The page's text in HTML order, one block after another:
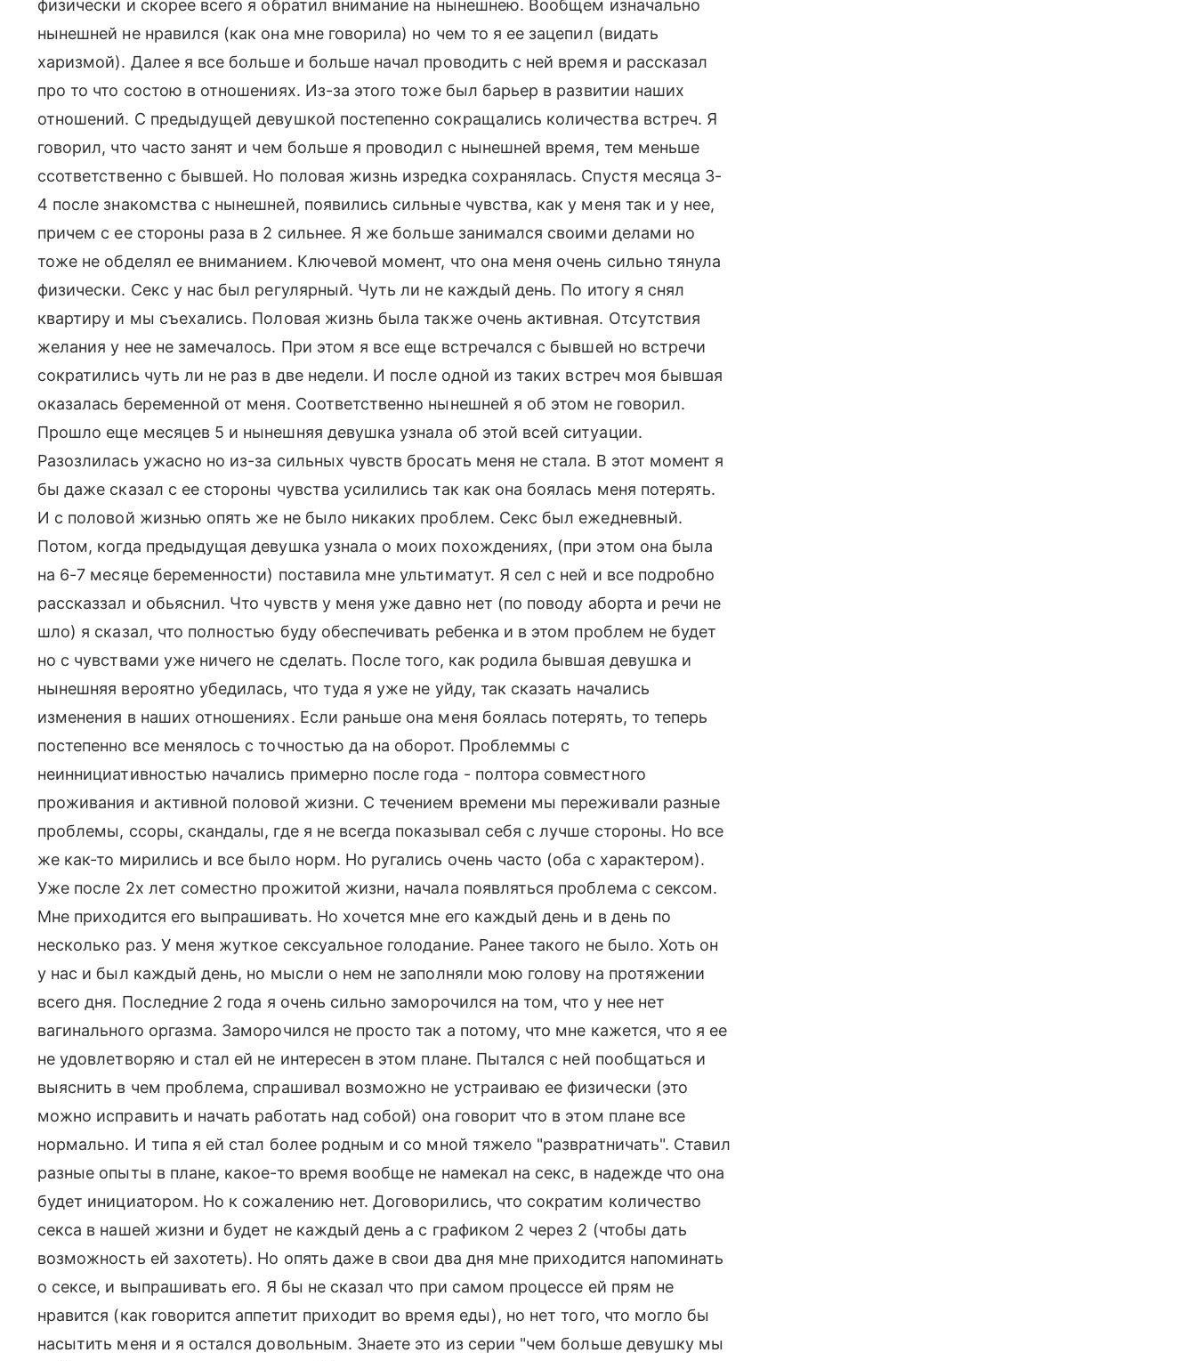
физически и скорее всего я обратил внимание на нынешнею. Вообщем изначально
нынешней не нравился (как она мне говорила) но чем то я ее зацепил (видать
харизмой). Далее я все больше и больше начал проводить с ней время и рассказал
про то что состою в отношениях. Из-за этого тоже был барьер в развитии наших
отношений. С предыдущей девушкой постепенно сокращались количества встреч. Я
говорил, что часто занят и чем больше я проводил с нынешней время, тем меньше
ссответственно с бывшей. Но половая жизнь изредка сохранялась. Спустя месяца 3-
4 после знакомства с нынешней, появились сильные чувства, как у меня так и у нее,
причем с ее стороны раза в 2 сильнее. Я же больше занимался своими делами но
тоже не обделял ее вниманием. Ключевой момент, что она меня очень сильно тянула
физически. Секс у нас был регулярный. Чуть ли не каждый день. По итогу я снял
квартиру и мы съехались. Половая жизнь была также очень активная. Отсутствия
желания у нее не замечалось. При этом я все еще встречался с бывшей но встречи
сократились чуть ли не раз в две недели. И после одной из таких встреч моя бывшая
оказалась беременной от меня. Соответственно нынешней я об этом не говорил.
Прошло еще месяцев 5 и нынешняя девушка узнала об этой всей ситуации.
Разозлилась ужасно но из-за сильных чувств бросать меня не стала. В этот момент я
бы даже сказал с ее стороны чувства усилились так как она боялась меня потерять.
И с половой жизнью опять же не было никаких проблем. Секс был ежедневный.
Потом, когда предыдущая девушка узнала о моих похождениях, (при этом она была
на 6-7 месяце беременности) поставила мне ультиматут. Я сел с ней и все подробно
рассказзал и обьяснил. Что чувств у меня уже давно нет (по поводу аборта и речи не
шло) я сказал, что полностью буду обеспечивать ребенка и в этом проблем не будет
но с чувствами уже ничего не сделать. После того, как родила бывшая девушка и
нынешняя вероятно убедилась, что туда я уже не уйду, так сказать начались
изменения в наших отношениях. Если раньше она меня боялась потерять, то теперь
постепенно все менялось с точностью да на оборот. Проблеммы с
неиннициативностью начались примерно после года - полтора совместного
проживания и активной половой жизни. С течением времени мы переживали разные
проблемы, ссоры, скандалы, где я не всегда показывал себя с лучше стороны. Но все
же как-то мирились и все было норм. Но ругались очень часто (оба с характером).
Уже после 2х лет соместно прожитой жизни, начала появляться проблема с сексом.
Мне приходится его выпрашивать. Но хочется мне его каждый день и в день по
несколько раз. У меня жуткое сексуальное голодание. Ранее такого не было. Хоть он
у нас и был каждый день, но мысли о нем не заполняли мою голову на протяжении
всего дня. Последние 2 года я очень сильно заморочился на том, что у нее нет
вагинального оргазма. Заморочился не просто так а потому, что мне кажется, что я ее
не удовлетворяю и стал ей не интересен в этом плане. Пытался с ней пообщаться и
выяснить в чем проблема, спрашивал возможно не устраиваю ее физически (это
можно исправить и начать работать над собой) она говорит что в этом плане все
нормально. И типа я ей стал более родным и со мной тяжело "развратничать". Ставил
разные опыты в плане, какое-то время вообще не намекал на секс, в надежде что она
будет инициатором. Но к сожалению нет. Договорились, что сократим количество
секса в нашей жизни и будет не каждый день а с графиком 2 через 2 (чтобы дать
возможность ей захотеть). Но опять даже в свои два дня мне приходится напоминать
о сексе, и выпрашивать его. Я бы не сказал что при самом процессе ей прям не
нравится (как говорится аппетит приходит во время еды), но нет того, что могло бы
насытить меня и я остался довольным. Знаете это из серии "чем больше девушку мы